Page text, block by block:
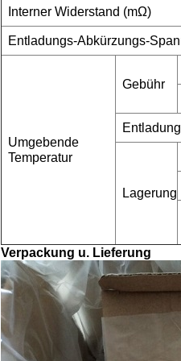
Interner Widerstand (mΩ)
Entladungs-Abkürzungs-
Umgebende
Temperatur
Gebühr
Entladung
Lagerung
Verpackung u. Lieferung